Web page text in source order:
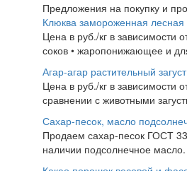
Предложения на покупку и
Клюква замороженная лесная
Цена в руб./кг в зависимости
соков • жаропонижающее и
Агар-агар растительный
Цена в руб./кг в зависимости
сравнении с животными
Сахар-песок, масло
Продаем сахар-песок ГОСТ
наличии подсолнечное